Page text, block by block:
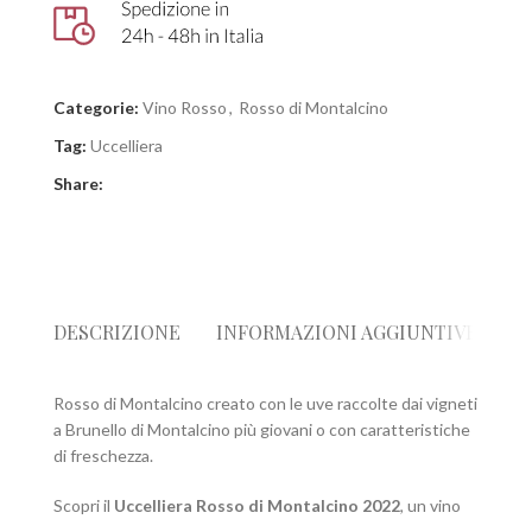
Categorie: Vino Rosso, Rosso di Montalcino
Tag: Uccelliera
Share:
DESCRIZIONE INFORMAZIONI AGGIUNTIVE
Rosso di Montalcino creato con le uve raccolte dai vigneti
a Brunello di Montalcino più giovani o con caratteristiche
di freschezza.
Scopri il Uccelliera Rosso di Montalcino 2022, un vino